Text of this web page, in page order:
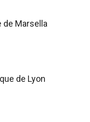
de Marsella
de Lyon